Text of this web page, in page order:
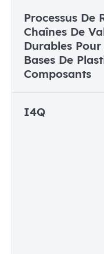
Processus De
Chaînes De
Durables
Bases De
Composants
I4Q